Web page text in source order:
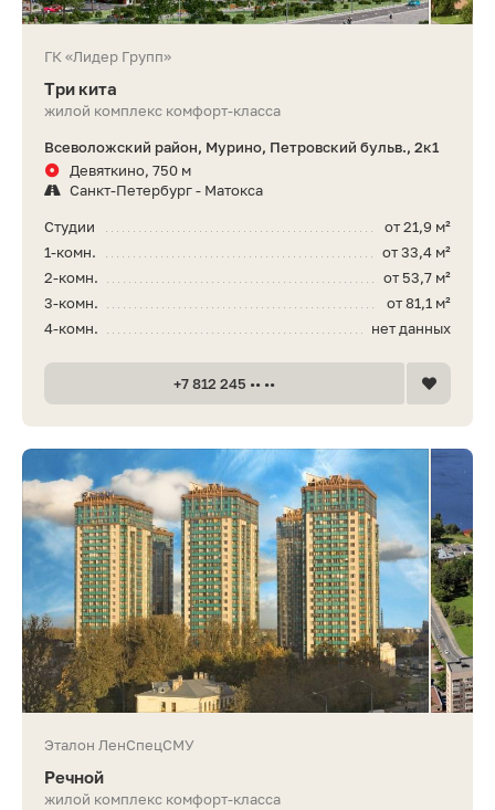
ГК «Лидер Групп»
Три кита
жилой комплекс комфорт-класса
Всеволожский район, Мурино, Петровский бульв., 2к1
Девяткино, 750 м
Санкт-Петербург - Матокса
от 21,9 м²
Студии
от 33,4 м²
1-комн.
от 53,7 м²
2-комн.
от 81,1 м²
3-комн.
нет данных
4-комн.
+7 812 245 •• ••
Эталон ЛенСпецСМУ
Речной
жилой комплекс комфорт-класса